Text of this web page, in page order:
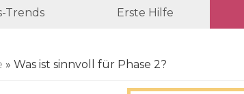
Trends Erste Hilfe
» Was ist sinnvoll für Phase 2?